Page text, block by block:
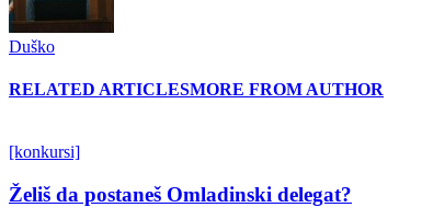
Duško
RELATED ARTICLESMORE FROM AUTHOR
[konkursi]
Želiš da postaneš Omladinski delegat?